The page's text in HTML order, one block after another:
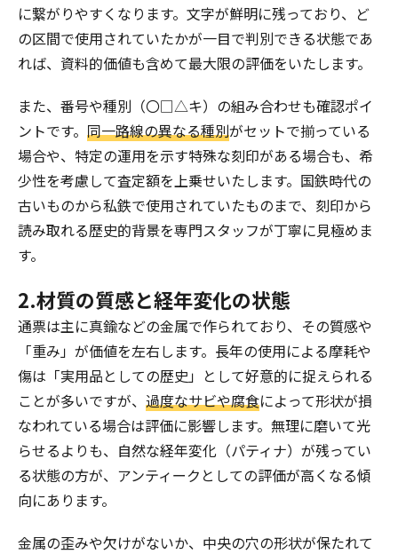
に繋がりやすくなります。文字が鮮明に残っており、ど
の区間で使用されていたかが一目で判別できる状態であ
れば、資料的価値も含めて最大限の評価をいたします。
また、番号や種別（〇□△キ）の組み合わせも確認ポイ
ントです。 同一路線の異なる種別がセットで揃っている
場合や、特定の運用を示す特殊な刻印がある場合も、希
少性を考慮して査定額を上乗せいたします。国鉄時代の
古いものから私鉄で使用されていたものまで、刻印から
読み取れる歴史的背景を専門スタッフが丁寧に見極めま
す。
2.材質の質感と経年変化の状態
通票は主に真鍮などの金属で作られており、その質感や
「重み」が価値を左右します。長年の使用による摩耗や
傷は「実用品としての歴史」として好意的に捉えられる
ことが多いですが、 過度なサビや腐食によって形状が損
なわれている場合は評価に影響します。無理に磨いて光
らせるよりも、自然な経年変化（パティナ）が残ってい
る状態の方が、アンティークとしての評価が高くなる傾
向にあります。
金属の歪みや欠けがないか、中央の穴の形状が保たれて